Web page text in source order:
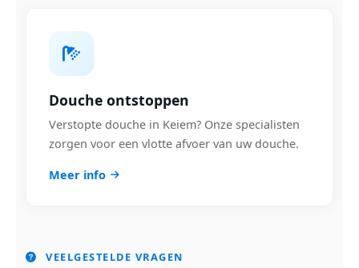
Douche ontstoppen
Verstopte douche in Keiem? Onze specialisten
zorgen voor een vlotte afvoer van uw douche.
Meer info
VEELGESTELDE VRAGEN